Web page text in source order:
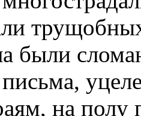
были
письма,
на